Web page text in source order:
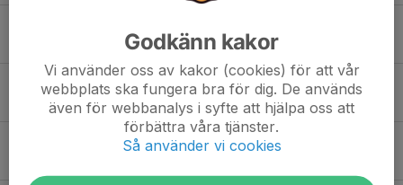
3 aug, 08:00
Torvalds indoor 11 augusti
30 jul, 13:02
Vad händer i Skogslöparna v. 31
Godkänn kakor
Vi använder oss av kakor (cookies) för att vår
webbplats ska fungera bra för dig. De används
även för webbanalys i syfte att hjälpa oss att
förbättra våra tjänster.
Så använder vi cookies